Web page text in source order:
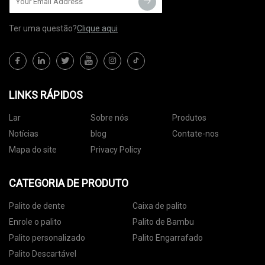
Ter uma questão?Clique aqui
LINKS RÁPIDOS
Lar Sobre nós
Produtos
Notícias
blog
Contate-nos
Mapa do site
Privacy Policy
CATEGORIA DE PRODUTO
Palito de dente
Caixa de palito
Enrole o palito
Palito de Bambu
Palito personalizado
Palito Engarrafado
Palito Descartável